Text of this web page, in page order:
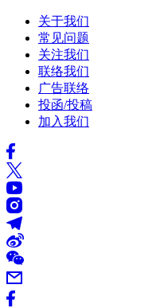
关于我们
常见问题
关注我们
联络我们
广告联络
投函/投稿
加入我们